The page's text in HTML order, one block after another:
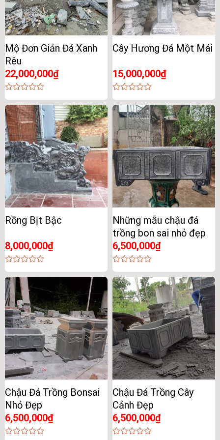
Mộ Đơn Giản Đá Xanh
Rêu
22,000,000₫
0
out
of
5
Cây Hương Đá Một Mái
15,000,000₫
0
out
of
Rồng Bịt Bậc
8,000,000₫
0
out
of
5
Những mẫu chậu đá
trồng bon sai nhỏ đẹp
6,500,000₫
0
out
of
5
Chậu Đá Trồng Bonsai
Nhỏ Đẹp
6,500,000₫
Chậu Đá Trồng Cây
Cảnh Đẹp
6,500,000₫